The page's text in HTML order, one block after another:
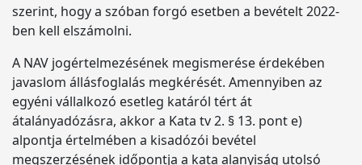
szerint, hogy a szóban forgó esetben a bevételt 2022-
ben kell elszámolni.
A NAV jogértelmezésének megismerése érdekében
javaslom állásfoglalás megkérését. Amennyiben az
egyéni vállalkozó esetleg katáról tért át
átalányadózásra, akkor a Kata tv 2. § 13. pont e)
alpontja értelmében a kisadózói bevétel
megszerzésének időpontja a kata alanyiság utolsó